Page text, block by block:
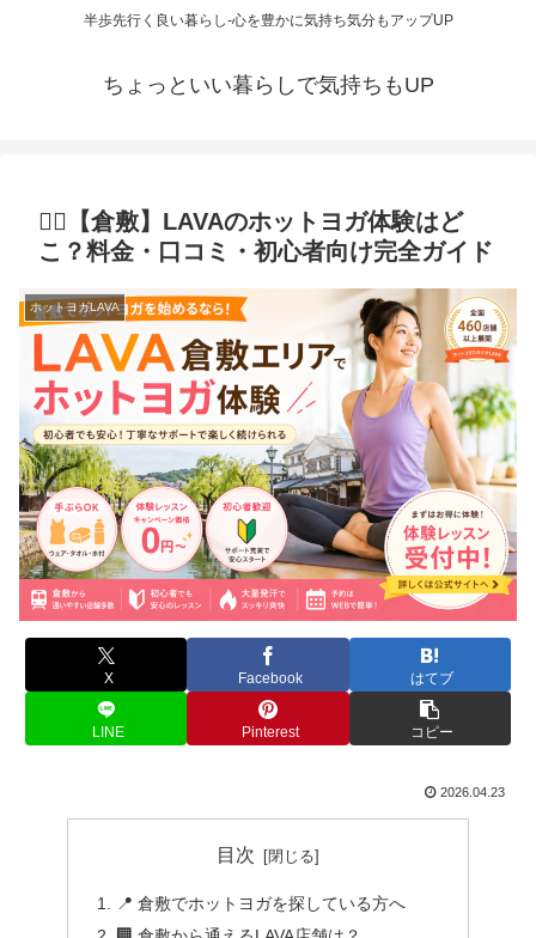
半歩先行く良い暮らし-心を豊かに気持ち気分もアップUP
ちょっといい暮らしで気持ちもUP
🧘‍♀️【倉敷】LAVAのホットヨガ体験はど
こ？料金・口コミ・初心者向け完全ガイド
ホットヨガLAVA
X Facebook はてブ
LINE Pinterest コピー
2026.04.23
目次
📍 倉敷でホットヨガを探している方へ